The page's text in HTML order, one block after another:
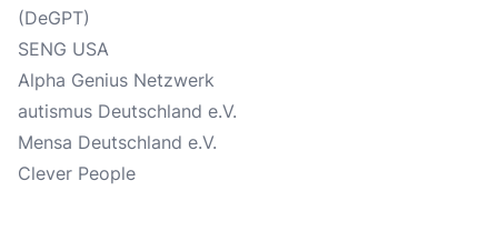
(DeGPT)
SENG USA
Alpha Genius Netzwerk
autismus Deutschland e.V.
Mensa Deutschland e.V.
Clever People